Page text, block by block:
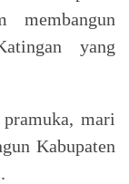
membangun
yang
mari
Kabupaten
.